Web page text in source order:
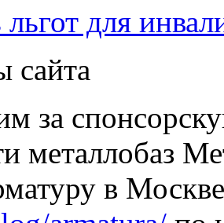
для
сайта
за
металлобаз
в